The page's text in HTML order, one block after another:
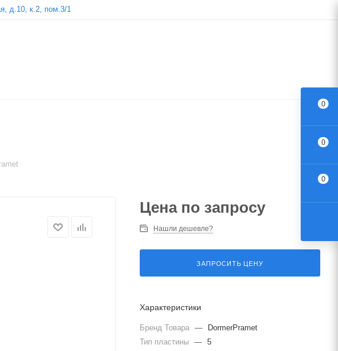
д.10, к.2, пом.3/1
Цена по запросу
Нашли дешевле?
ЗАПРОСИТЬ ЦЕНУ
Характеристики
Бренд Товара —
DormerPramet
Тип пластины — 5
0
0
0